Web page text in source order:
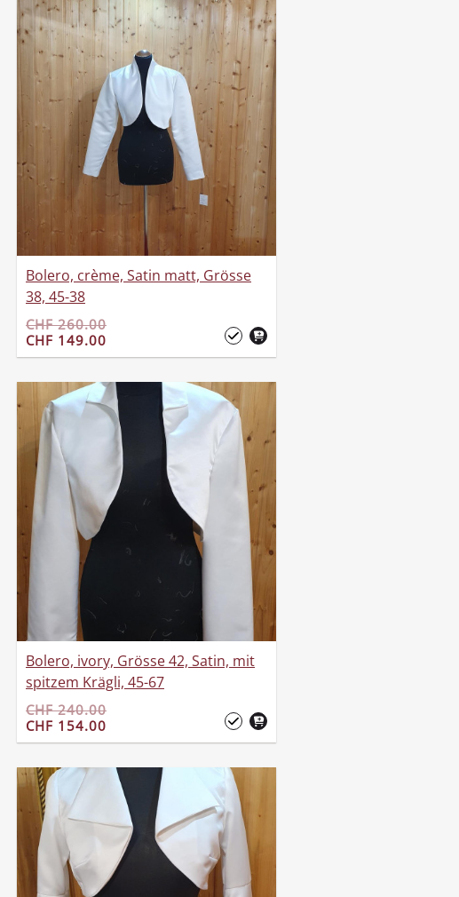
Bolero, crème, Satin matt, Grösse
38, 45-38
CHF 260.00
CHF 149.00
Bolero, ivory, Grösse 42, Satin, mit
spitzem Krägli, 45-67
CHF 240.00
CHF 154.00